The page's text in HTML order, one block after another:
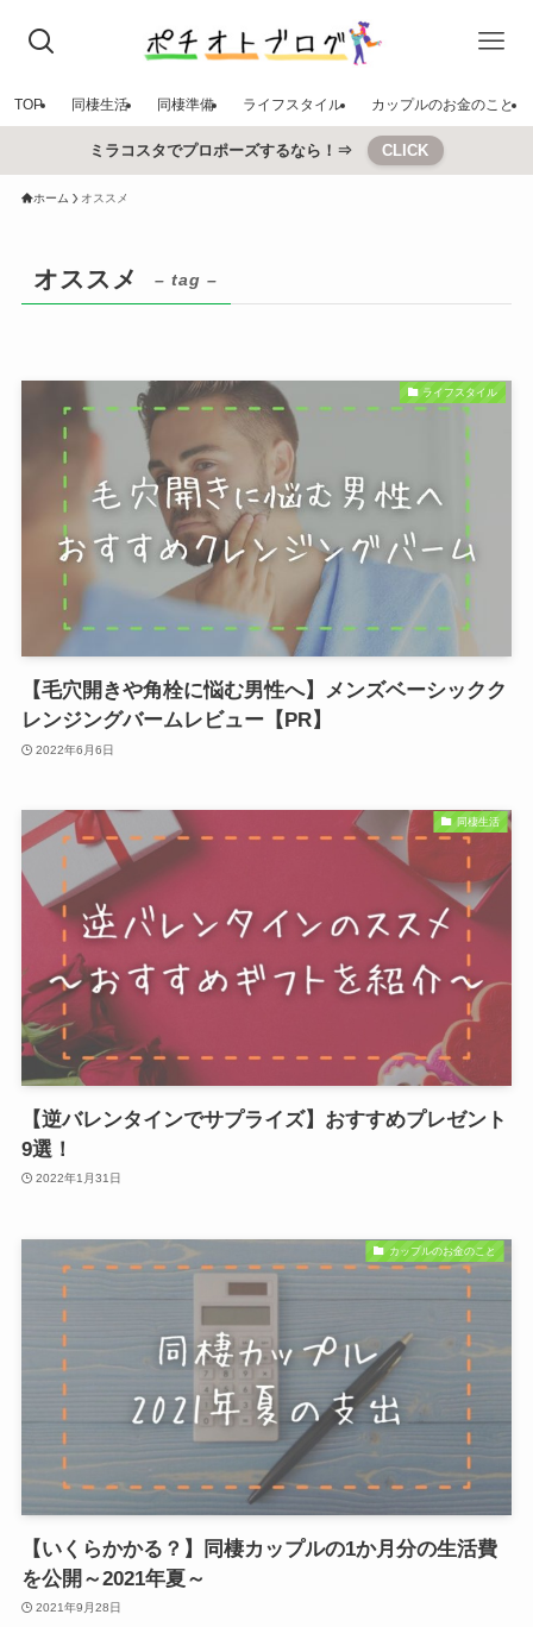
TOP 同棲生活 同棲準備 ライフスタイル カップルのお金のこと
ミラコスタでプロポーズするなら！⇒ CLICK
ホーム オススメ
オススメ – tag –
ライフスタイル
【毛穴開きや角栓に悩む男性へ】メンズベーシックク
レンジングバームレビュー【PR】
2022年6月6日
同棲生活
【逆バレンタインでサプライズ】おすすめプレゼント
9選！
2022年1月31日
カップルのお金のこと
【いくらかかる？】同棲カップルの1か月分の生活費
を公開～2021年夏～
2021年9月28日